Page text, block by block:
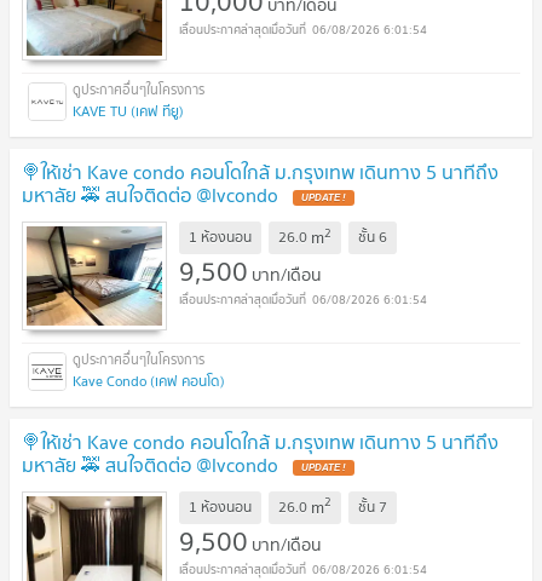
06/08/2026 6:01:54
KAVE TU (เคฟ ทียู)
🍭ให้เช่า Kave condo คอนโดใกล้ ม.กรุงเทพ เดินทาง 5 นาทีถึง
มหาลัย 🚕 สนใจติดต่อ @lvcondo
1 ห้องนอน 26.0 m2 ชั้น6
9,500 บาท/เดือน
06/08/2026 6:01:54
Kave Condo (เคฟ คอนโด)
🍭ให้เช่า Kave condo คอนโดใกล้ ม.กรุงเทพ เดินทาง 5 นาทีถึง
มหาลัย 🚕 สนใจติดต่อ @lvcondo
1 ห้องนอน 26.0 m2 ชั้น 7
9,500 บาท/เดือน
06/08/2026 6:01:54